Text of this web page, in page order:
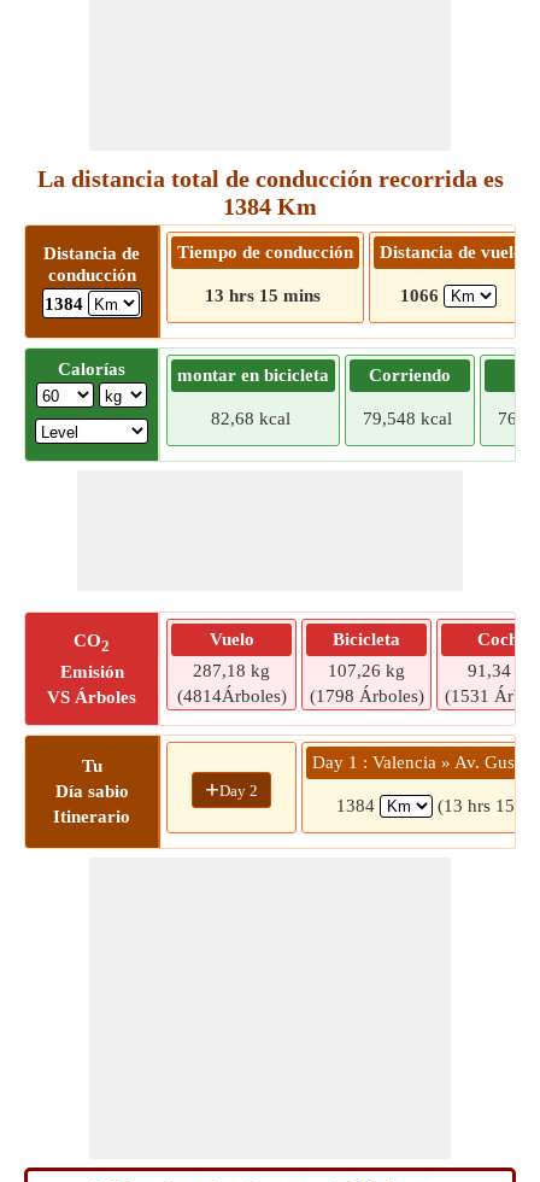
La distancia total de conducción recorrida es
1384 Km
Distancia de
conducción
1384
Tiempo de conducción
13 hrs 15 mins
Distancia de vuelo
1066
Calorías montar en bicicleta
82,68 kcal
Corriendo
79,548 kcal
CO2
Emisión
VS Árboles
Vuelo
287,18 kg
(4814Árboles)
Bicicleta
107,26 kg
(1798 Árboles)
Coche
91,34 kg
(1531
Tu
Día sabio
Itinerario
+Day 2
Day 1 : Valencia » Av.
1384 (13 hrs 15